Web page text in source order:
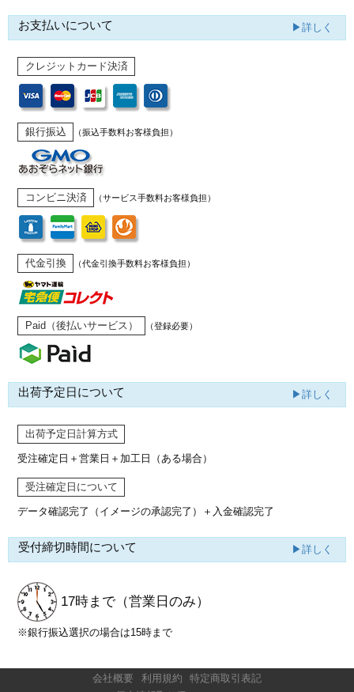
お支払いについて ▶詳しく
クレジットカード決済
銀行振込 （振込手数料お客様負担）
コンビニ決済 （サービス手数料お客様負担）
代金引換 （代金引換手数料お客様負担）
Paid（後払いサービス） （登録必要）
出荷予定日について ▶詳しく
出荷予定日計算方式
受注確定日＋営業日＋加工日（ある場合）
受注確定日について
データ確認完了（イメージの承認完了） ＋入金確認完了
受付締切時間について ▶詳しく
17時まで （営業日のみ）
※銀行振込選択の場合は15時まで
会社概要 利用規約
特定商取引表記